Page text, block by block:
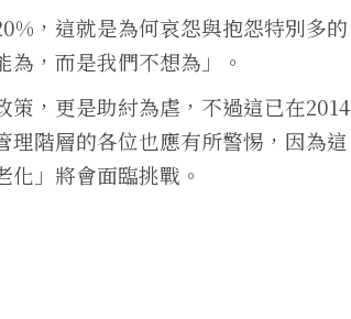
，這就是為何哀怨與抱怨特別多的
，而是我們不想為」。
，更是助紂為虐，不過這已在2014
階層的各位也應有所警惕，因為這
」將會面臨挑戰。